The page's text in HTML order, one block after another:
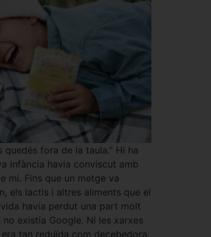
fora de la taula.” Hi ha
infància havia conviscut amb
mi. Fins que un metge va
els lactis i altres aliments que el
havia perdut una part molt
existia Google. Ni les xarxes
tan reduïda com decebedora.